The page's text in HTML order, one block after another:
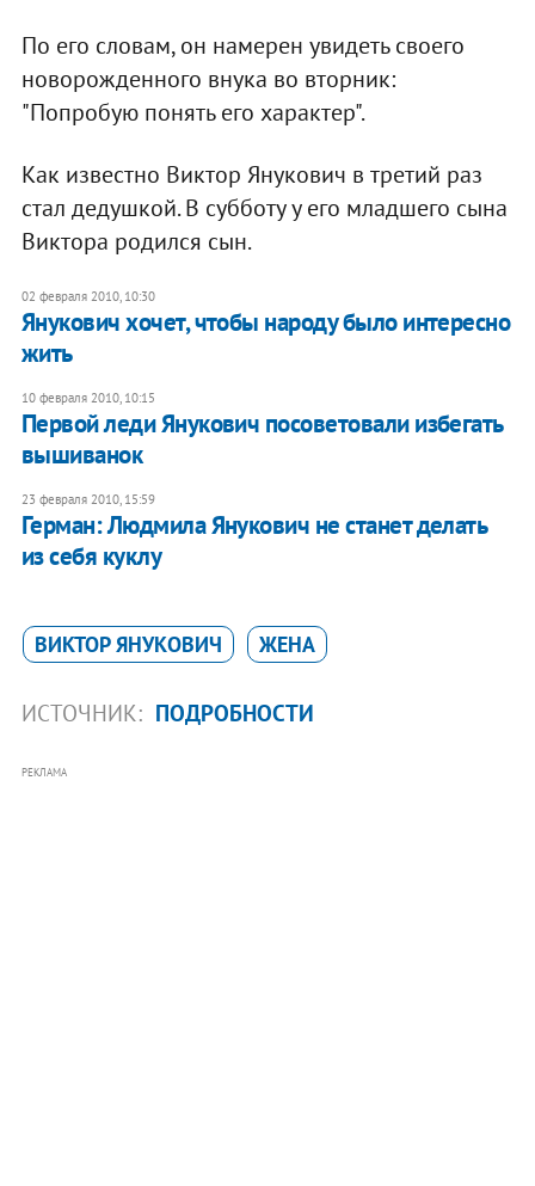
По его словам, он намерен увидеть своего
новорожденного внука во вторник:
"Попробую понять его характер".
Как известно Виктор Янукович в третий раз
стал дедушкой. В субботу у его младшего сына
Виктора родился сын.
02 февраля 2010, 10:30
Янукович хочет, чтобы народу было интересно
жить
10 февраля 2010, 10:15
Первой леди Янукович посоветовали избегать
вышиванок
23 февраля 2010, 15:59
Герман: Людмила Янукович не станет делать
из себя куклу
ВИКТОР ЯНУКОВИЧ ЖЕНА
ИСТОЧНИК: ПОДРОБНОСТИ
РЕКЛАМА